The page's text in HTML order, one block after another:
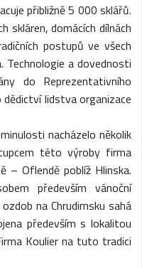
přibližně 5 000 sklářů.
skláren, domácích dílnách
postupů ve všech
Technologie a dovednosti
do Reprezentativního
lidstva organizace
nacházelo několik
této výroby firma
– Oflendě poblíž Hlinska.
především vánoční
na Chrudimsku sahá
především s lokalitou
Koulier na tuto tradici